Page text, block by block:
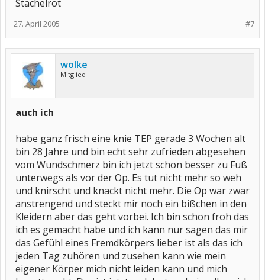
Stachelrot
#7
27. April 2005
wolke
Mitglied
auch ich
habe ganz frisch eine knie TEP gerade 3 Wochen alt
bin 28 Jahre und bin echt sehr zufrieden abgesehen
vom Wundschmerz bin ich jetzt schon besser zu Fuß
unterwegs als vor der Op. Es tut nicht mehr so weh
und knirscht und knackt nicht mehr. Die Op war zwar
anstrengend und steckt mir noch ein bißchen in den
Kleidern aber das geht vorbei. Ich bin schon froh das
ich es gemacht habe und ich kann nur sagen das mir
das Gefühl eines Fremdkörpers lieber ist als das ich
jeden Tag zuhören und zusehen kann wie mein
eigener Körper mich nicht leiden kann und mich